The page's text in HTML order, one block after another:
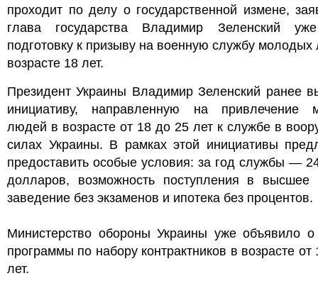
проходит по делу о государственной измене,
глава государства Владимир Зеленский
подготовку к призыву на военную службу
возрасте 18 лет.
Президент Украины Владимир Зеленский ранее
инициативу, направленную на привлечение
людей в возрасте от 18 до 25 лет к службе в
силах Украины. В рамках этой инициативы
предоставить особые условия: за год службы —
долларов, возможность поступления в высшее
заведение без экзаменов и ипотека без процентов.
Министерство обороны Украины уже объявило о
программы по набору контрактников в возрасте от
лет.